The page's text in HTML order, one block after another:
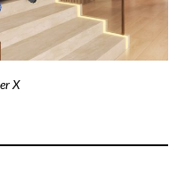
X